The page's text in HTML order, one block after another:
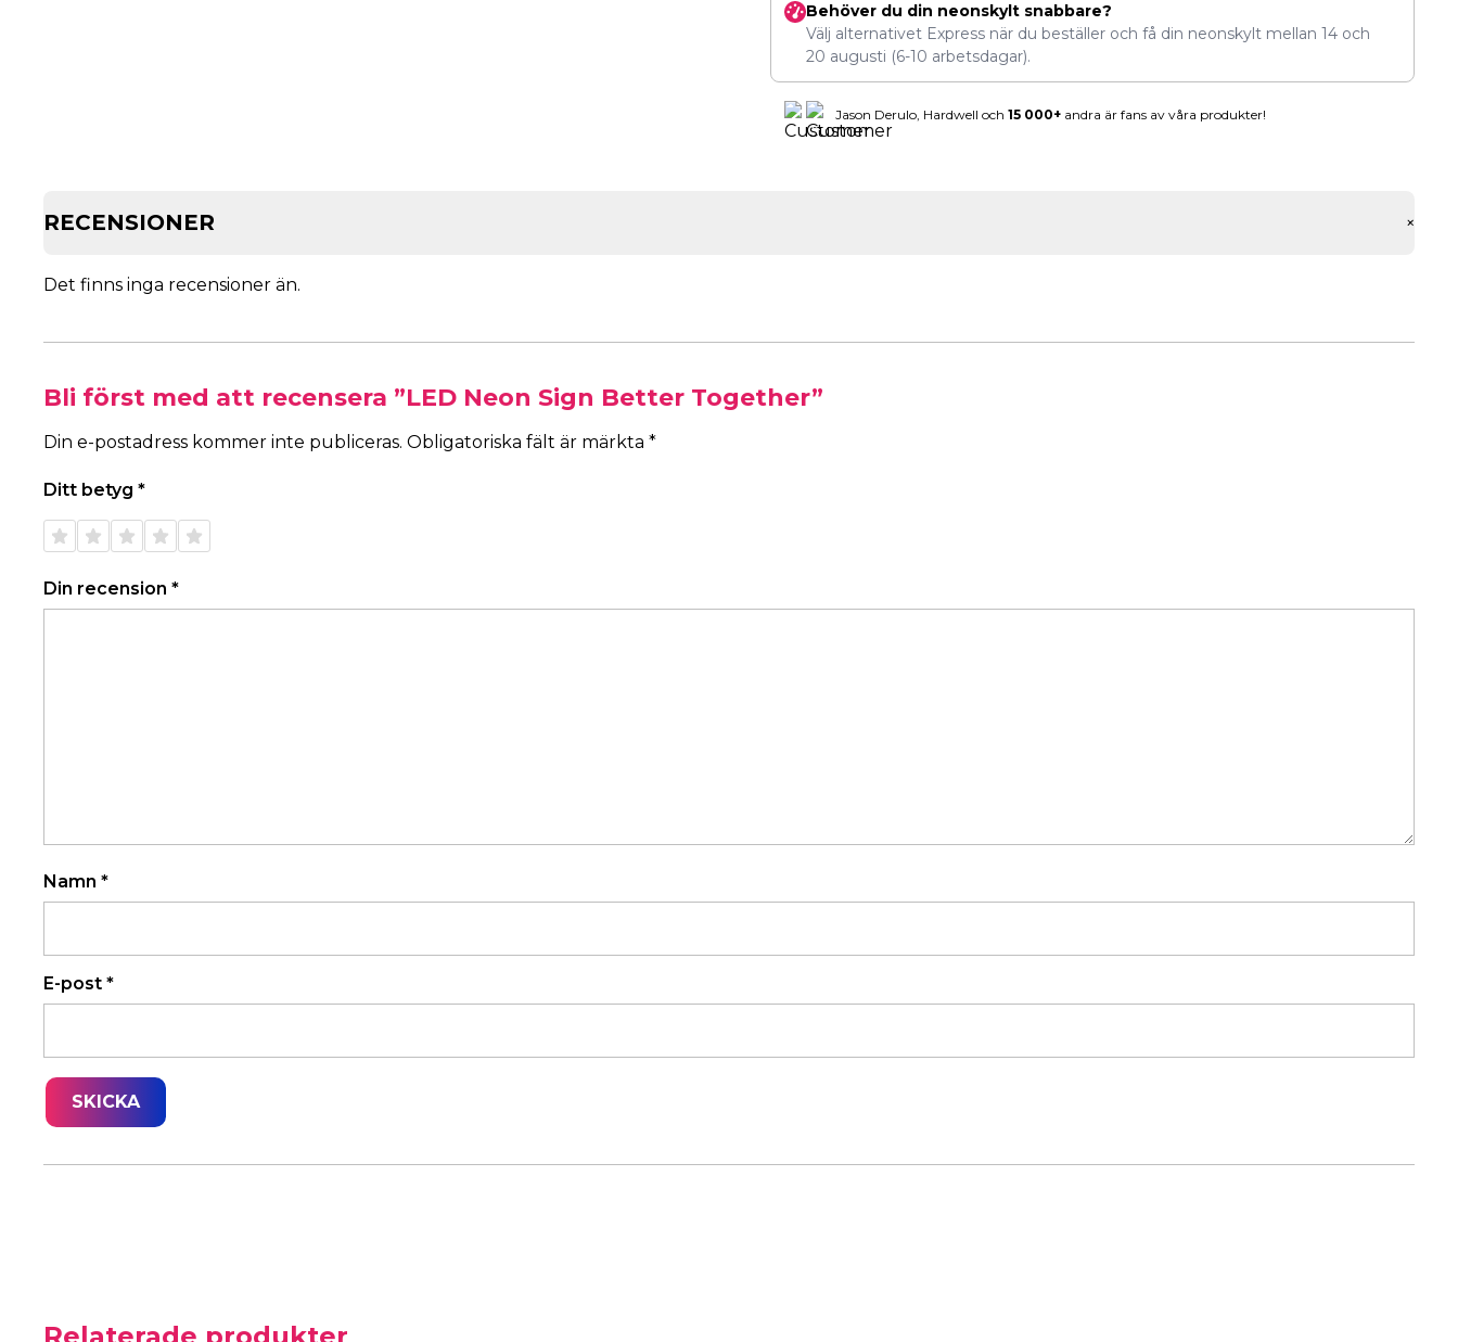
Behöver du din neonskylt snabbare?
Välj alternativet Express när du beställer och få din neonskylt mellan 14och
20 augusti (6-10 arbetsdagar).
Jason Derulo, Hardwell och 15 000+andra är fans av våra produkter!
RECENSIONER +
Det finns inga recensioner än.
Bli först med att recensera ”LED Neon Sign Better Together”
Din e-postadress kommer inte publiceras. Obligatoriska fält är märkta *
Ditt betyg *
1 av 5
stjärnor
2 av 5
stjärnor
3 av 5
stjärnor
4 av 5
stjärnor
5 av 5
stjärnor
Din recension *
Namn *
E-post *